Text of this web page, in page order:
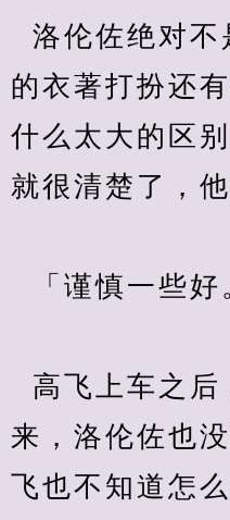
的衣著打扮还
什么太大的区
就很清楚了，
「谨慎一些好
来，洛伦佐也
飞也不知道怎